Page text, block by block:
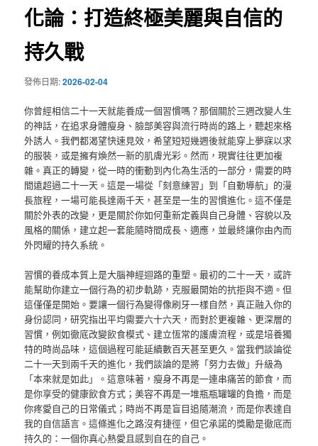
化論：打造終極美麗與自信的
持久戰
發佈日期:2026-02-04
你曾經相信二十一天就能養成一個習慣嗎？那個關於三週改變人生
的神話，在追求身體瘦身、臉部美容與流行時尚的路上，聽起來格
外誘人。我們都渴望快速見效，希望短短幾週後就能穿上夢寐以求
的服裝，或是擁有煥然一新的肌膚光彩。然而，現實往往更加複
雜。真正的轉變，從一時的衝動到內化為生活的一部分，需要的時
間遠超過二十一天。這是一場從「刻意練習」到「自動導航」的漫
長旅程，一場可能長達兩千天，甚至是一生的習慣進化。這不僅是
關於外表的改變，更是關於你如何重新定義與自己身體、容貌以及
風格的關係，建立起一套能隨時間成長、適應，並最終讓你由內而
外閃耀的持久系統。
習慣的養成本質上是大腦神經迴路的重塑。最初的二十一天，或許
能幫助你建立一個行為的初步軌跡，克服最開始的抗拒與不適。但
這僅僅是開始。要讓一個行為變得像刷牙一樣自然，真正融入你的
身份認同，研究指出平均需要六十六天，而對於更複雜、更深層的
習慣，例如徹底改變飲食模式、建立恆常的護膚流程，或是培養獨
特的時尚品味，這個過程可能延續數百天甚至更久。當我們談論從
二十一天到兩千天的進化，我們談論的是將「努力去做」升級為
「本來就是如此」。這意味著，瘦身不再是一連串痛苦的節食，而
是你享受的健康飲食方式；美容不再是一堆瓶瓶罐罐的負擔，而是
你疼愛自己的日常儀式；時尚不再是盲目追隨潮流，而是你表達自
我的自信語言。這條進化之路沒有捷徑，但它承諾的獎勵是徹底而
持久的：一個你真心熱愛且感到自在的自己。